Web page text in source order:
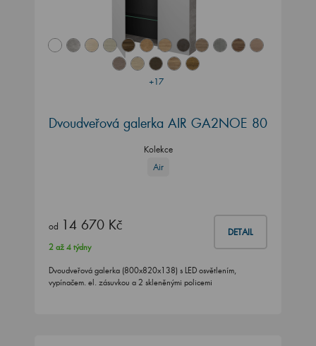
+17
Dvoudveřová galerka AIR GA2NOE 80
Kolekce
Air
od 14 670 Kč DETAIL
2 až 4 týdny
Dvoudveřová galerka (800x820x138) s LED osvětlením,
vypínačem. el. zásuvkou a 2 skleněnými policemi